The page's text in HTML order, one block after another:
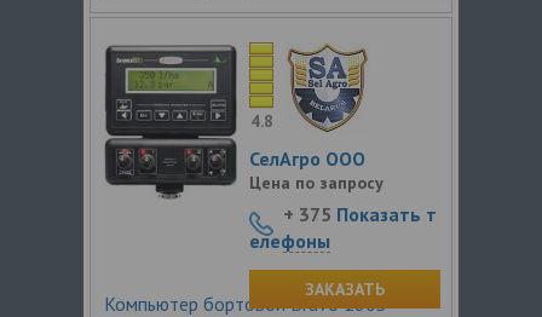
Компьютер бортовой Bravo 180S
4.8
СелАгро ООО
Цена по запросу
+ 375 Показать т
елефоны
ЗАКАЗАТЬ